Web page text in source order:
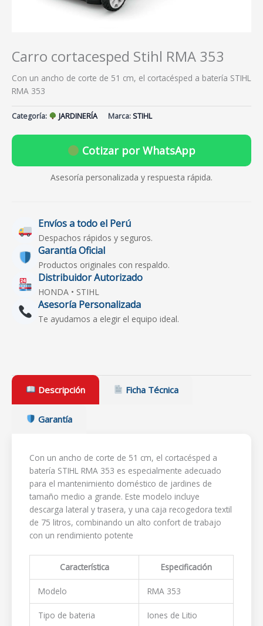
Carro cortacesped Stihl RMA 353
Con un ancho de corte de 51 cm, el cortacésped a batería STIHL
RMA 353
Categoría: JARDINERÍA Marca:STIHL
Cotizar por WhatsApp
Asesoría personalizada y respuesta rápida.
Envíos a todo el Perú
Despachos rápidos y seguros.
Garantía Oficial
Productos originales con respaldo.
Distribuidor Autorizado
HONDA • STIHL
Asesoría Personalizada
Te ayudamos a elegir el equipo ideal.
Descripción Ficha Técnica
Garantía
Con un ancho de corte de 51 cm, el cortacésped a
batería STIHL RMA 353 es especialmente adecuado
para el mantenimiento doméstico de jardines de
tamaño medio a grande. Este modelo incluye
descarga lateral y trasera, y una caja recogedora textil
de 75 litros, combinando un alto confort de trabajo
con un rendimiento potente
Característica Especificación
Modelo RMA 353
Tipo de bateria Iones de Litio